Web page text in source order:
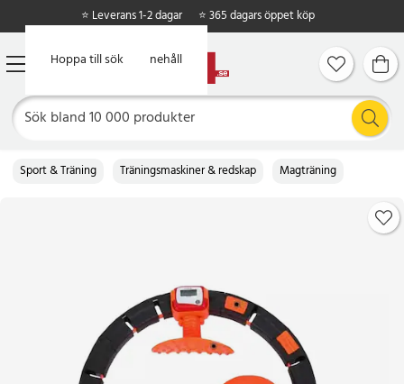
Hoppa till huvudinnehåll
Hoppa till sök
⭐ Leverans 1-2 dagar ⭐ 365 dagars öppet köp
Sport & Träning Träningsmaskiner & redskap Magträning